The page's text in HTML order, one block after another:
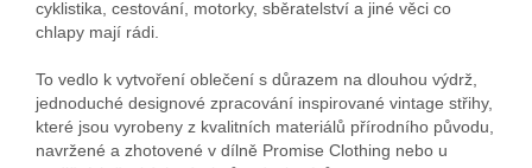
cyklistika, cestování, motorky, sběratelství a jiné věci co
chlapy mají rádi.
To vedlo k vytvoření oblečení s důrazem na dlouhou výdrž,
jednoduché designové zpracování inspirované vintage střihy,
které jsou vyrobeny z kvalitních materiálů přírodního původu,
navržené a zhotovené v dílně Promise Clothing nebo u